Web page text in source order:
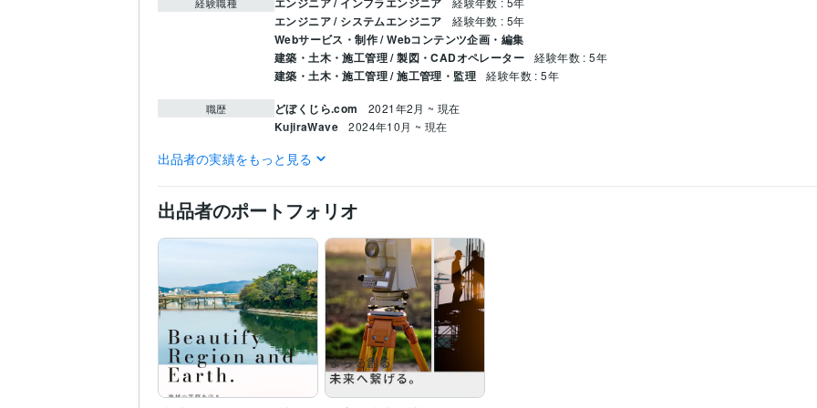
経験職種
エンジニア / システムエンジニア 経験年数 : 5年
Webサービス・制作 / Webコンテンツ企画・編集
建築・土木・施工管理 / 製図・CADオペレーター
経験年数 : 5年
建築・土木・施工管理 / 施工管理・監理 経験年数 : 5年
職歴 どぼくじら.com 2021年2月 ~ 現在
KujiraWave 2024年10月 ~ 現在
資格・検定 1級土木施工管理技士
語・フレームワーク
C:5年C#:5年CSS:5年HTML:5年JavaScript:5年PHP:5年PL/SQL:5年VB.NET:5年
ビジネス・クリエイ WordPress:4年Excel:8年Google スプレッドシート:8年
得意分野 Web制作・HP作成・EC構築 ワードプレスを利用したホームページ制作
出品者の実績をもっと見る
出品者のポートフォリオ